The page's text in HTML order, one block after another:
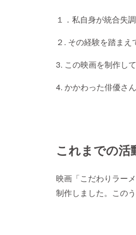
１．私自身が統合失
２. その経験を踏ま
3. この映画を制作し
4. かかわった俳優さ
これまでの活
映画「こだわりラー
制作しました。この